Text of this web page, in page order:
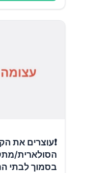
❗עוצרים את
הסולארית/
בסמוך לבתי